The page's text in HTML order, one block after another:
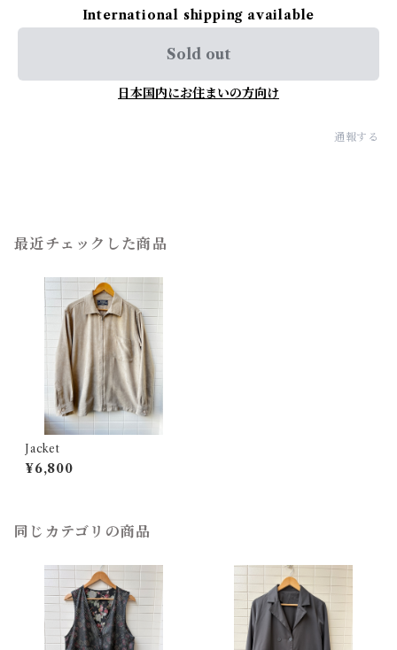
International shipping available
Sold out
日本国内にお住まいの方向け
通報する
最近チェックした商品
Jacket
¥6,800
同じカテゴリの商品